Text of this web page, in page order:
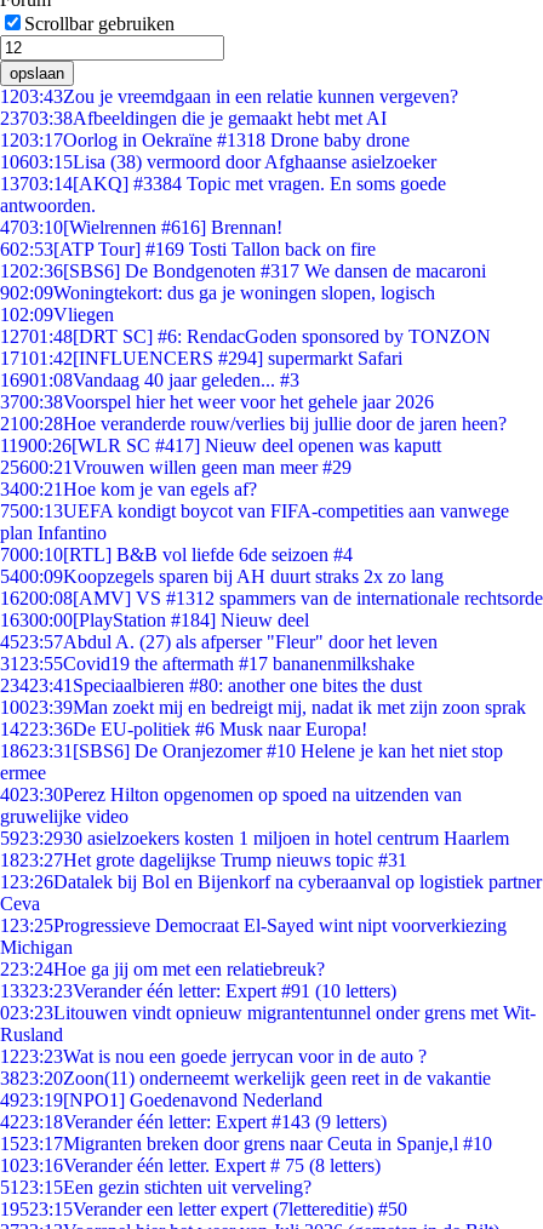
Scrollbar gebruiken
opslaan
1203:43Zou je vreemdgaan in een relatie kunnen vergeven?
23703:38Afbeeldingen die je gemaakt hebt met AI
1203:17Oorlog in Oekraïne #1318 Drone baby drone
10603:15Lisa (38) vermoord door Afghaanse asielzoeker
13703:14[AKQ] #3384 Topic met vragen. En soms goede
antwoorden.
4703:10[Wielrennen #616] Brennan!
602:53[ATP Tour] #169 Tosti Tallon back on fire
1202:36[SBS6] De Bondgenoten #317 We dansen de macaroni
902:09Woningtekort: dus ga je woningen slopen, logisch
102:09Vliegen
12701:48[DRT SC] #6: RendacGoden sponsored by TONZON
17101:42[INFLUENCERS #294] supermarkt Safari
16901:08Vandaag 40 jaar geleden... #3
3700:38Voorspel hier het weer voor het gehele jaar 2026
2100:28Hoe veranderde rouw/verlies bij jullie door de jaren heen?
11900:26[WLR SC #417] Nieuw deel openen was kaputt
25600:21Vrouwen willen geen man meer #29
3400:21Hoe kom je van egels af?
7500:13UEFA kondigt boycot van FIFA-competities aan vanwege
plan Infantino
7000:10[RTL] B&B vol liefde 6de seizoen #4
5400:09Koopzegels sparen bij AH duurt straks 2x zo lang
16200:08[AMV] VS #1312 spammers van de internationale rechtsorde
16300:00[PlayStation #184] Nieuw deel
4523:57Abdul A. (27) als afperser "Fleur" door het leven
31 23:55Covid19 the aftermath #17 bananenmilkshake
23423:41 Speciaalbieren #80: another one bites the dust
10023:39Man zoekt mij en bedreigt mij, nadat ik met zijn zoon sprak
14223:36De EU-politiek #6 Musk naar Europa!
18623:31 [SBS6] De Oranjezomer #10 Helene je kan het niet stop
ermee
4023:30Perez Hilton opgenomen op spoed na uitzenden van
gruwelijke video
5923:2930 asielzoekers kosten 1 miljoen in hotel centrum Haarlem
1823:27Het grote dagelijkse Trump nieuws topic #31
1 23:26Datalek bij Bol en Bijenkorf na cyberaanval op logistiek partner
Ceva
1 23:25Progressieve Democraat El-Sayed wint nipt voorverkiezing
Michigan
223:24Hoe ga jij om met een relatiebreuk?
13323:23Verander één letter: Expert #91 (10 letters)
023:23Litouwen vindt opnieuw migrantentunnel onder grens met Wit-
Rusland
1223:23Wat is nou een goede jerrycan voor in de auto ?
3823:20Zoon(11) onderneemt werkelijk geen reet in de vakantie
4923:19[NPO1] Goedenavond Nederland
4223:18Verander één letter: Expert #143 (9 letters)
1523:17Migranten breken door grens naar Ceuta in Spanje,l #10
1023:16Verander één letter. Expert # 75 (8 letters)
51 23:15Een gezin stichten uit verveling?
19523:15Verander een letter expert (7lettereditie) #50